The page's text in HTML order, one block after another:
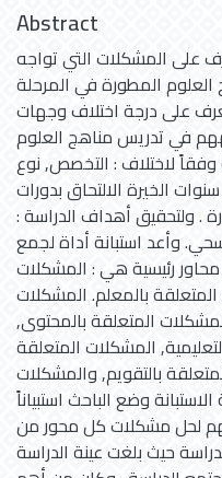
Abstract
على المشكلات التي تواجه
المطورة في المرحلة
على درجة اختلاف وجهات
في تدريس مناهج العلوم
وفقاً لاختلاف : التخصص, نوع
الخيرة الالتحاق بدورات
. ولتحقيق أهداف الدراسة :
وأعد استبانة أداة لجمع
رئيسية هي : المشكلات
بالمعلم. المشكلات
المتعلقة بالمحتوى,
المشكلات المتعلقة
بالتقويم, والمشكلات
وضع الباحث استبياناً
لحل مشكلات كل محور من
حيث بلغت عينة الدراسة